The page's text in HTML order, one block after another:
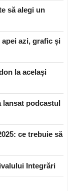
să alegi un
azi, grafic și
la același
lansat podcastul
ce trebuie să
Integrări